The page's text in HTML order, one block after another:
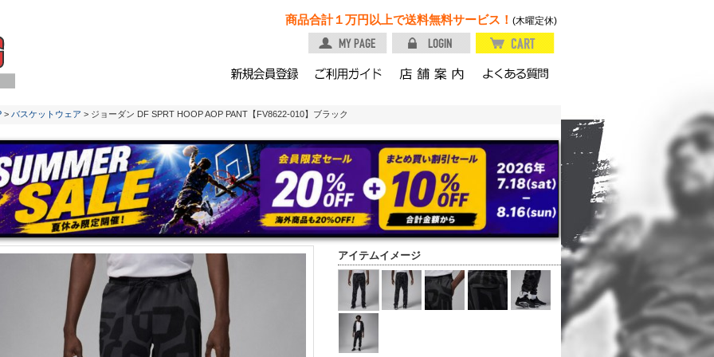
商品合計１万円以上で送料無料サービス！ (木曜定休)
> バスケットウェア > ジョーダン DF SPRT HOOP AOP PANT【FV8622-010】ブラック
アイテムイメージ